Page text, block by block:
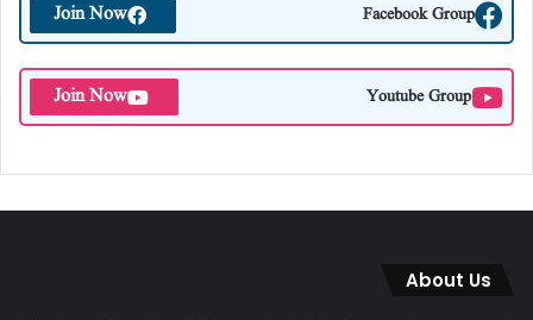
Facebook Group
Join Now
Youtube Group
Join Now
About Us